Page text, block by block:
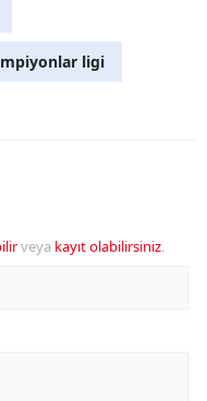
ligi
veya kayıt olabilirsiniz.